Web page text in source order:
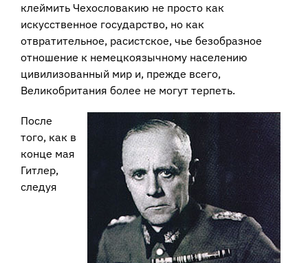
клеймить Чехословакию не просто как
искусственное государство, но как
отвратительное, расистское, чье безобразное
отношение к немецкоязычному населению
цивилизованный мир и, прежде всего,
Великобритания более не могут терпеть.
После
того, как в
конце мая
Гитлер,
следуя